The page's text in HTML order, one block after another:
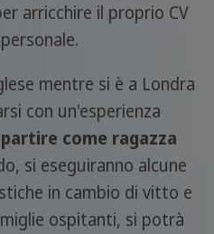
arricchire il proprio CV
mentre si è a Londra
con un'esperienza
partire come ragazza
si eseguiranno alcune
in cambio di vitto e
ospitanti, si potrà